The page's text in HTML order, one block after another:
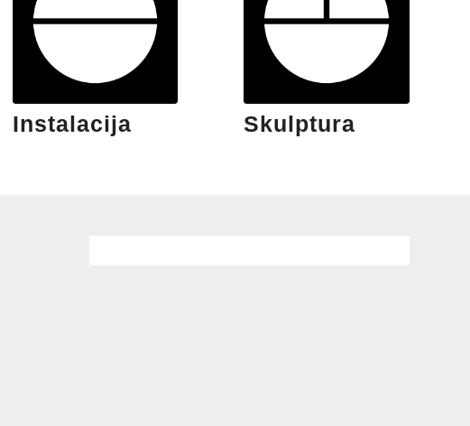
Instalacija Skulptura